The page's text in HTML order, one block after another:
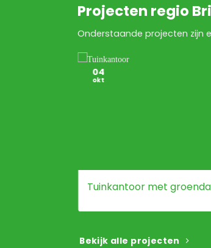
Projecten regio
Onderstaande projecten zijn
Tuinkantoor met
04
okt
Bekijk alle projecten